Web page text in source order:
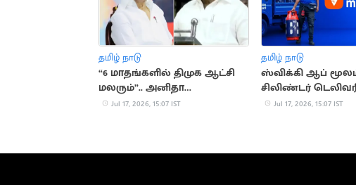
தமிழ் நாடு
“6 மாதங்களில் திமுக ஆட்சி
மலரும்”.. அனிதா
ராதாகிருஷ்ணன்
Jul 17, 2026, 15:07 IST
தமிழ் நாடு
ஸ்விக்கி ஆப்
சிலிண்டர்
சேவை தொடக்கம்
Jul 17, 2026, 15:07 IST